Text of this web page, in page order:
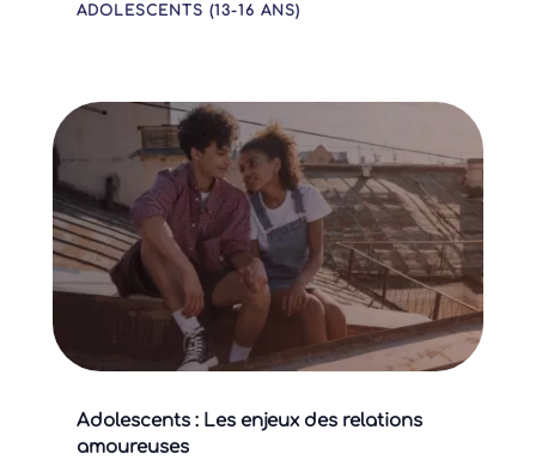
ADOLESCENTS (13-16 ANS)
Adolescents : Les enjeux des relations
amoureuses